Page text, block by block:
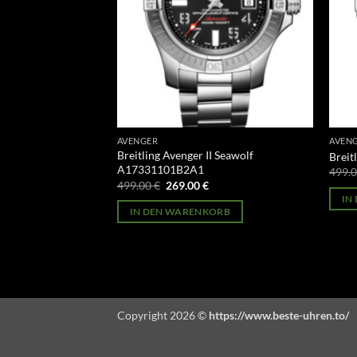
AVENGER
Breitling Avenger II Seawolf
A17331101B2A1
499.00€ Ursprünglicher
war:
499.00 €
269.00€Aktueller
ist:
269.00 €.
IN DEN WARENKORB
IN
Copyright 2026 © https://www.beste-uhren.to/